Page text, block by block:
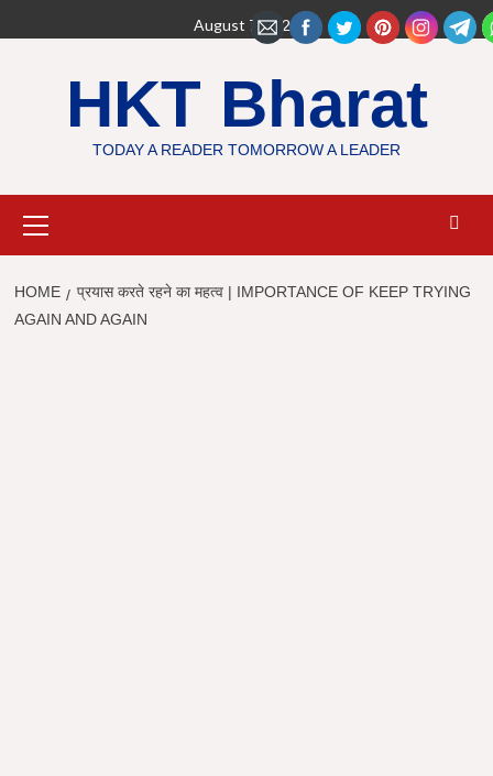
to
August 7, 2026
HKT Bharat
TODAY A READER TOMORROW A LEADER
Menu
HOME
प्रयास करते रहने का महत्व | IMPORTANCE OF KEEP TRYING
AGAIN AND AGAIN